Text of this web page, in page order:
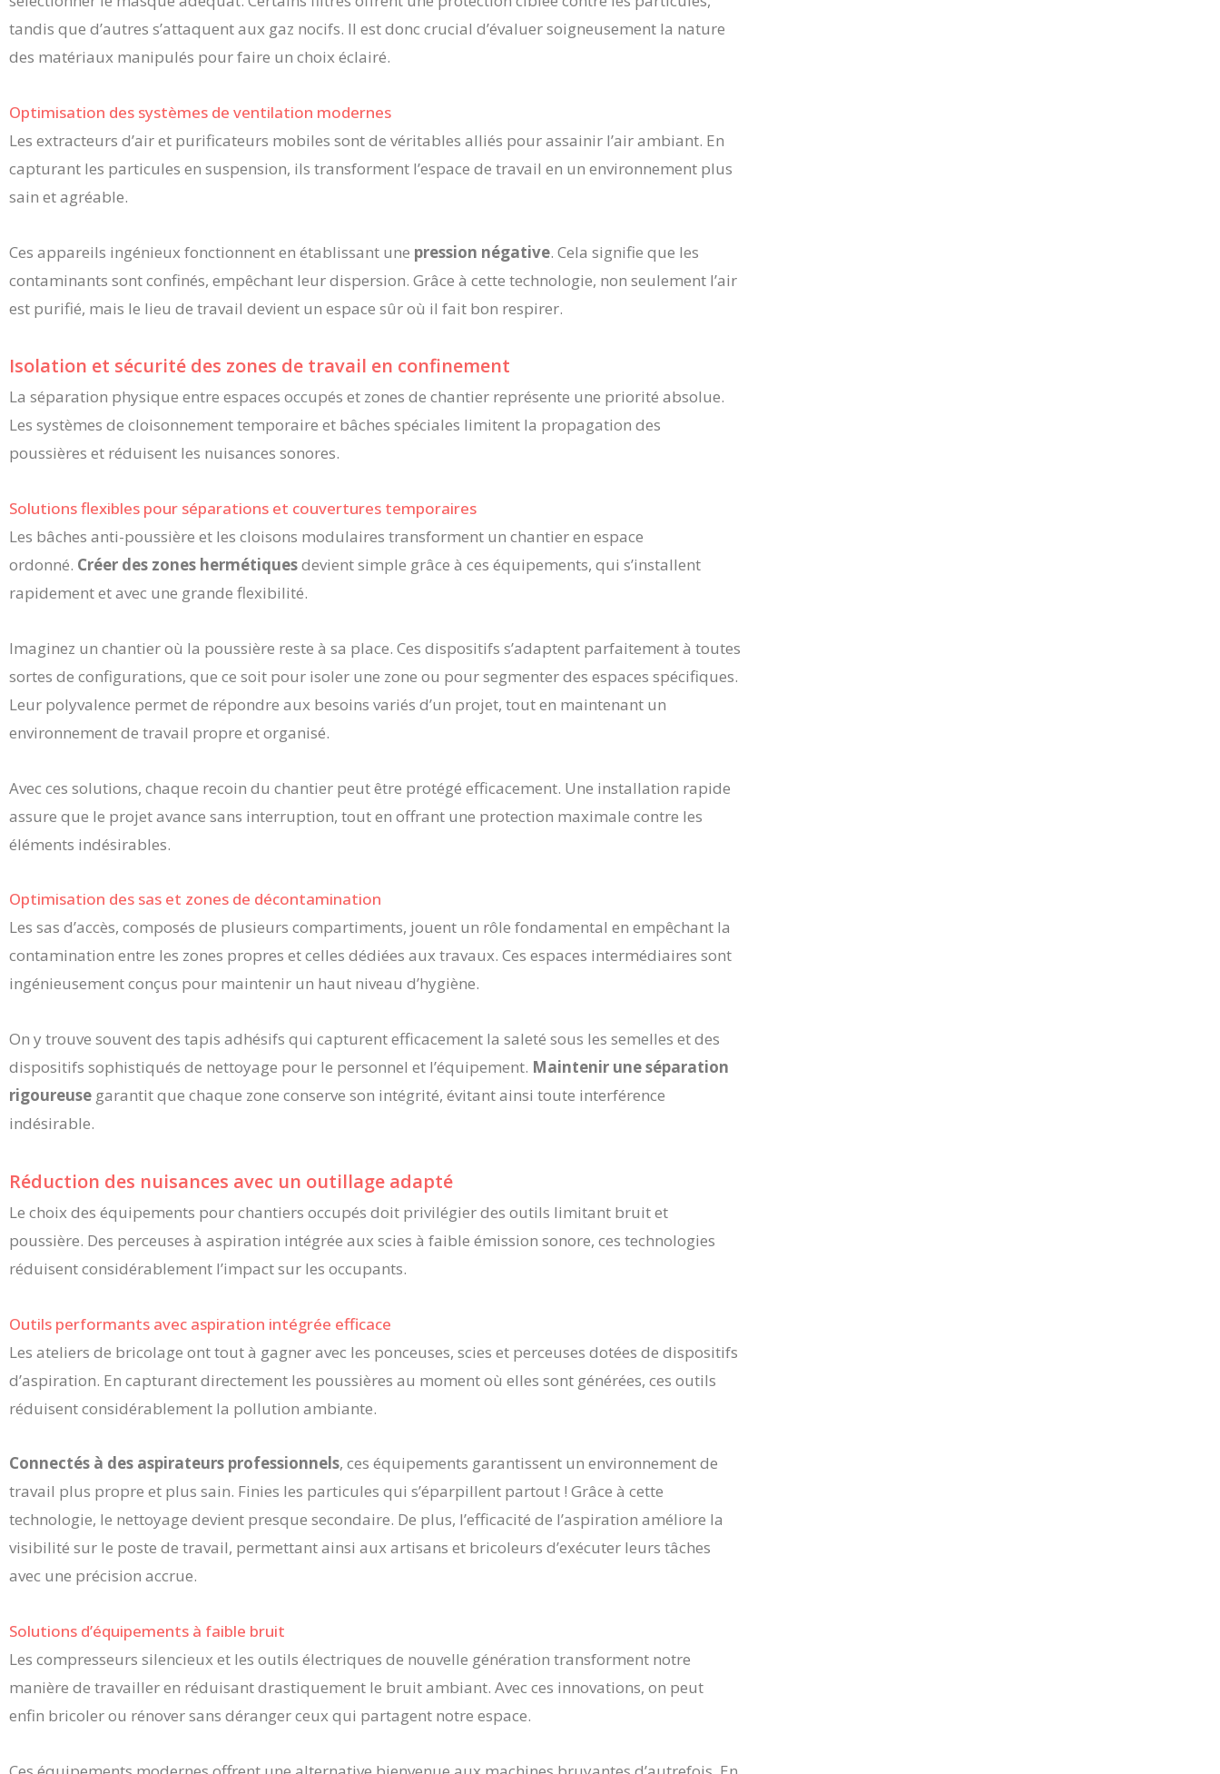
tandis que d’autres s’attaquent aux gaz nocifs. Il est donc crucial d’évaluer soigneusement la nature
des matériaux manipulés pour faire un choix éclairé.
Optimisation des systèmes de ventilation modernes
Les extracteurs d’air et purificateurs mobiles sont de véritables alliés pour assainir l’air ambiant. En
capturant les particules en suspension, ils transforment l’espace de travail en un environnement plus
sain et agréable.
Ces appareils ingénieux fonctionnent en établissant une pression négative. Cela signifie que les
contaminants sont confinés, empêchant leur dispersion. Grâce à cette technologie, non seulement l’air
est purifié, mais le lieu de travail devient un espace sûr où il fait bon respirer.
Isolation et sécurité des zones de travail en confinement
La séparation physique entre espaces occupés et zones de chantier représente une priorité absolue.
Les systèmes de cloisonnement temporaire et bâches spéciales limitent la propagation des
poussières et réduisent les nuisances sonores.
Solutions flexibles pour séparations et couvertures temporaires
Les bâches anti-poussière et les cloisons modulaires transforment un chantier en espace
ordonné. Créer des zones hermétiquesdevient simple grâce à ces équipements, qui s’installent
rapidement et avec une grande flexibilité.
Imaginez un chantier où la poussière reste à sa place. Ces dispositifs s’adaptent parfaitement à toutes
sortes de configurations, que ce soit pour isoler une zone ou pour segmenter des espaces spécifiques.
Leur polyvalence permet de répondre aux besoins variés d’un projet, tout en maintenant un
environnement de travail propre et organisé.
Avec ces solutions, chaque recoin du chantier peut être protégé efficacement. Une installation rapide
assure que le projet avance sans interruption, tout en offrant une protection maximale contre les
éléments indésirables.
Optimisation des sas et zones de décontamination
Les sas d’accès, composés de plusieurs compartiments, jouent un rôle fondamental en empêchant la
contamination entre les zones propres et celles dédiées aux travaux. Ces espaces intermédiaires sont
ingénieusement conçus pour maintenir un haut niveau d’hygiène.
On y trouve souvent des tapis adhésifs qui capturent efficacement la saleté sous les semelles et des
dispositifs sophistiqués de nettoyage pour le personnel et l’équipement. Maintenir une séparation
rigoureuse garantit que chaque zone conserve son intégrité, évitant ainsi toute interférence
indésirable.
Réduction des nuisances avec un outillage adapté
Le choix des équipements pour chantiers occupés doit privilégier des outils limitant bruit et
poussière. Des perceuses à aspiration intégrée aux scies à faible émission sonore, ces technologies
réduisent considérablement l’impact sur les occupants.
Outils performants avec aspiration intégrée efficace
Les ateliers de bricolage ont tout à gagner avec les ponceuses, scies et perceuses dotées de dispositifs
d’aspiration. En capturant directement les poussières au moment où elles sont générées, ces outils
réduisent considérablement la pollution ambiante.
Connectés à des aspirateurs professionnels, ces équipements garantissent un environnement de
travail plus propre et plus sain. Finies les particules qui s’éparpillent partout ! Grâce à cette
technologie, le nettoyage devient presque secondaire. De plus, l’efficacité de l’aspiration améliore la
visibilité sur le poste de travail, permettant ainsi aux artisans et bricoleurs d’exécuter leurs tâches
avec une précision accrue.
Solutions d’équipements à faible bruit
Les compresseurs silencieux et les outils électriques de nouvelle génération transforment notre
manière de travailler en réduisant drastiquement le bruit ambiant. Avec ces innovations, on peut
enfin bricoler ou rénover sans déranger ceux qui partagent notre espace.